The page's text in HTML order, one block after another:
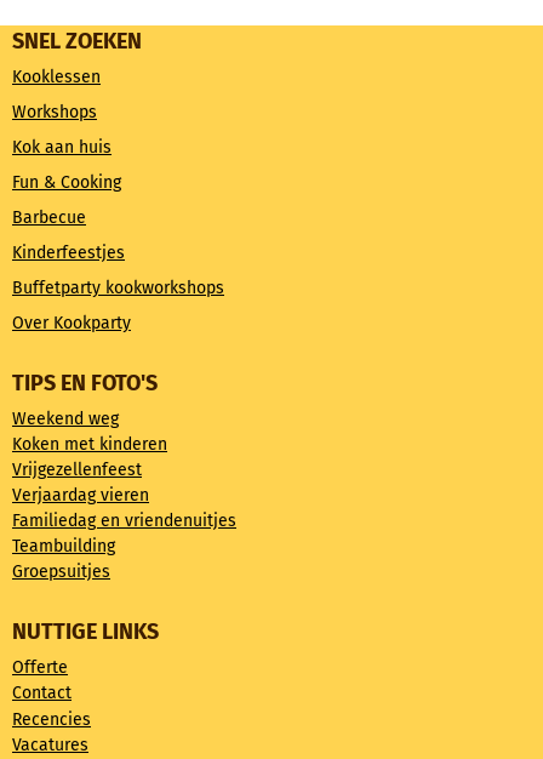
SNEL ZOEKEN
Kooklessen
Workshops
Kok aan huis
Fun & Cooking
Barbecue
Kinderfeestjes
Buffetparty kookworkshops
Over Kookparty
TIPS EN FOTO'S
Weekend weg
Koken met kinderen
Vrijgezellenfeest
Verjaardag vieren
Familiedag en vriendenuitjes
Teambuilding
Groepsuitjes
NUTTIGE LINKS
Offerte
Contact
Recencies
Vacatures